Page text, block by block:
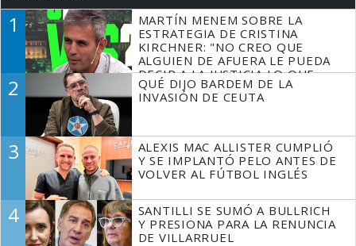
1
MARTÍN MENEM SOBRE LA
ESTRATEGIA DE CRISTINA
KIRCHNER: "NO CREO QUE
ALGUIEN DE AFUERA LE PUEDA
DECIR A LA JUSTICIA LO QUE
TIENE QUE HACER"
2
QUÉ DIJO BARDEM DE LA
INVASIÓN DE CEUTA
3
ALEXIS MAC ALLISTER CUMPLIÓ
Y SE IMPLANTÓ PELO ANTES DE
VOLVER AL FÚTBOL INGLÉS
4
SANTILLI SE SUMÓ A BULLRICH
Y PRESIONA PARA LA RENUNCIA
DE VILLARRUEL